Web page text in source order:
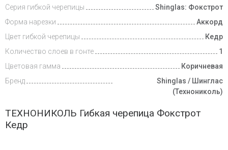
Доставка
Серия гибкой черепицы
Shinglas: Фокстрот
Форма нарезки
Аккорд
Цвет гибкой черепицы
Кедр
Количество слоев в гонте
1
Цветовая гамма
Коричневая
Бренд
Shinglas / Шинглас
(Технониколь)
ТЕХНОНИКОЛЬ Гибкая черепица Фокстрот
Кедр